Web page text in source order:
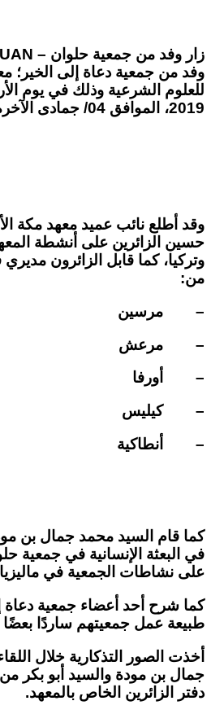
زار وفد من جمعية حلوان –
وفد من جمعية دعاة إلى الخير ؛
2019، الموافق 04/ جمادى الآخرة/1440هـ.
وقد أطلع نائب عميد معهد مكة
حسين الزائرين على أنشطة
وتركيا، كما قابل الزائرون
من:
– مرسين
– مرعش
– أورفا
– كيليس
– أنطاكية
كما قام السيد محمد جمال بن
في البعثة الإنسانية في جمعية
على نشاطات الجمعية في
كما شرح أحد أعضاء جمعية دعاة
طبيعة عمل جمعيتهم ساردًا
أخذت الصور التذكارية خلال
جمال بن مودة والسيد أبو بكر
دفتر الزائرين الخاص بالمعهد.